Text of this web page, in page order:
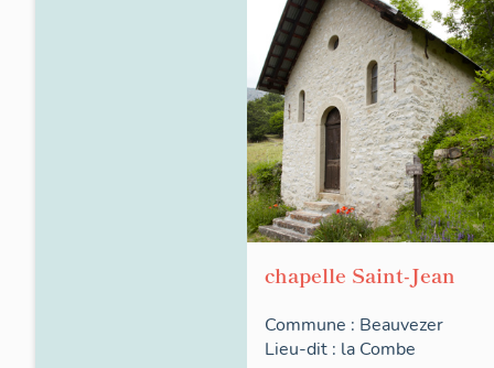
chapelle Saint-Jean
Commune : Beauvezer
Lieu-dit : la Combe